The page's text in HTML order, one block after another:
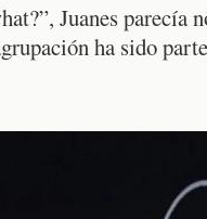
Juanes parecía
ha sido